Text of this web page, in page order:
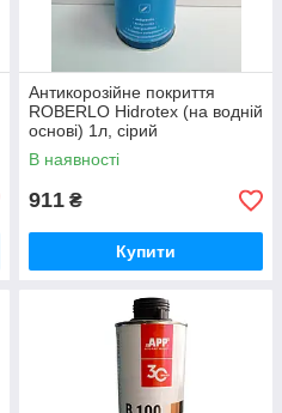
Антикорозійне покриття
ROBERLO Hidrotex (на водній
основі) 1л, сірий
В наявності
911 ₴
Купити